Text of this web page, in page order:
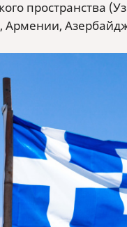
пространства
Армении,